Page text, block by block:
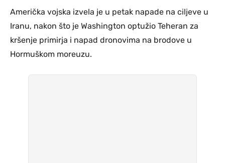
Američka vojska izvela je u petak napade na ciljeve u
Iranu, nakon što je Washington optužio Teheran za
kršenje primirja i napad dronovima na brodove u
Hormuškom moreuzu.